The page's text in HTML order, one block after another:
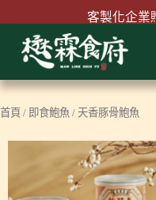
至
內
客製化企業
首購結帳輸入『
首頁 / 即食鮑魚 / 天香豚骨鮑魚